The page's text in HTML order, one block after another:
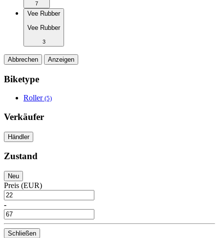
7
Vee Rubber
Vee Rubber
3
Abbrechen Anzeigen
Biketype
Roller (5)
Verkäufer
Händler
Zustand
Neu
Preis (EUR)
-
Schließen